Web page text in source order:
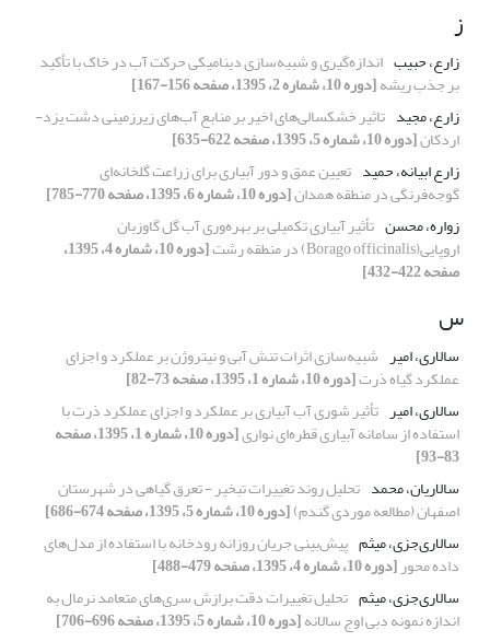
ز
زارع، حبیب اندازه‌گیری و شبیه‌سازی دینامیکی حرکت آب در خاک با تأکید
بر جذب ریشه[دوره 10، شماره 2، 1395، صفحه 156-167]
زارع، مجید تاثیر خشکسالی‌های اخیر بر منابع آب‌های زیرزمینی دشت یزد-
اردکان[دوره 10، شماره 5، 1395، صفحه 622-635]
زارع ابیانه، حمید تعیین عمق و دور آبیاری برای زراعت گلخانه‌ای
گوجه‌فرنگی در منطقه همدان[دوره 10، شماره 6، 1395، صفحه 770-785]
زواره، محسن تأثیر آبیاری تکمیلی بر بهره‌وری آب گل گاوزبان
اروپایی(Borago officinalis) در منطقه رشت [دوره 10، شماره 4، 1395،
صفحه 422-432]
س
سالاری، امیر شبیه‌سازی اثرات تنش آبی و نیتروژن بر عملکرد و اجزای
عملکرد گیاه ذرت[دوره 10، شماره 1، 1395، صفحه 73-82]
سالاری، امیر تأثیر شوری آب آبیاری بر عملکرد و اجزای عملکرد ذرت با
استفاده از سامانه آبیاری قطره‌ای نواری [دوره 10، شماره 1، 1395، صفحه
83-93]
سالاریان، محمد تحلیل روند تغییرات تبخیر - تعرق گیاهی در شهرستان
اصفهان (مطالعه موردی گندم)[دوره 10، شماره 5، 1395، صفحه 674-686]
سالاری‌جزی، میثم پیش‌بینی جریان روزانه رودخانه با استفاده از مدل‌های
داده محور[دوره 10، شماره 4، 1395، صفحه 479-488]
سالاری‌جزی، میثم تحلیل تغییرات دقت برازش سری‌های متعامد نرمال به
اندازه نمونه دبی اوج سالانه[دوره 10، شماره 5، 1395، صفحه 696-706]